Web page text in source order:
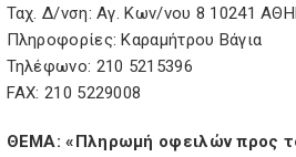
Ταχ. Δ/νση: Αγ. Κων/νου 8 10241
Πληροφορίες: Καραμήτρου Βάγια
Τηλέφωνο: 210 5215396
FAX: 210 5229008
ΘΕΜΑ: «Πληρωμή οφειλών προς